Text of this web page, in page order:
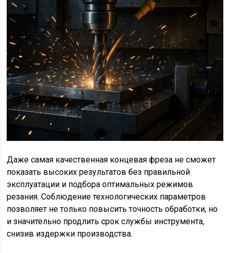
Даже самая качественная концевая фреза не сможет
показать высоких результатов без правильной
эксплуатации и подбора оптимальных режимов
резания. Соблюдение технологических параметров
позволяет не только повысить точность обработки, но
и значительно продлить срок службы инструмента,
снизив издержки производства.